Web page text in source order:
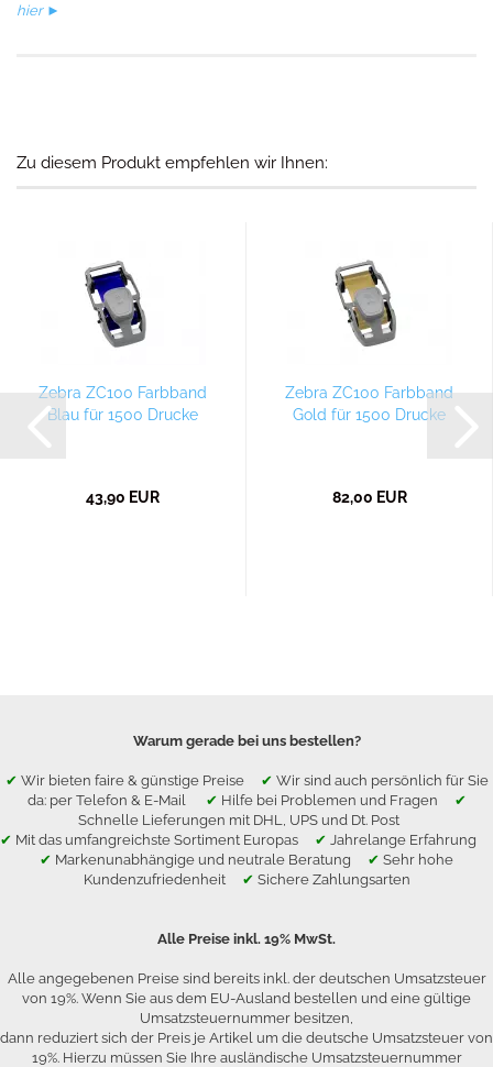
hier ►
Zu diesem Produkt empfehlen wir Ihnen:
Zebra ZC100 Farbband
Blau für 1500 Drucke
43,90 EUR
Zebra ZC100 Farbband
Gold für 1500 Drucke
82,00 EUR
Warum gerade bei uns bestellen?
✔ Wir bieten faire & günstige Preise ✔ Wir sind auch persönlich für Sie
da: per Telefon & E-Mail ✔ Hilfe bei Problemen und Fragen ✔
Schnelle Lieferungen mit DHL, UPS und Dt. Post
✔ Mit das umfangreichste Sortiment Europas ✔ Jahrelange Erfahrung
✔ Markenunabhängige und neutrale Beratung ✔ Sehr hohe
Kundenzufriedenheit ✔ Sichere Zahlungsarten
Alle Preise inkl. 19% MwSt.
Alle angegebenen Preise sind bereits inkl. der deutschen Umsatzsteuer
von 19%. Wenn Sie aus dem EU-Ausland bestellen und eine gültige
Umsatzsteuernummer besitzen,
dann reduziert sich der Preis je Artikel um die deutsche Umsatzsteuer von
19%. Hierzu müssen Sie Ihre ausländische Umsatzsteuernummer